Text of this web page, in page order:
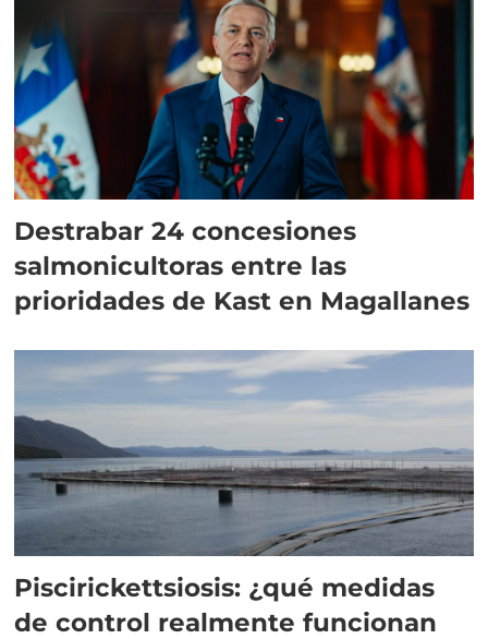
Destrabar 24 concesiones
salmonicultoras entre las
prioridades de Kast en Magallanes
Piscirickettsiosis: ¿qué medidas
de control realmente funcionan